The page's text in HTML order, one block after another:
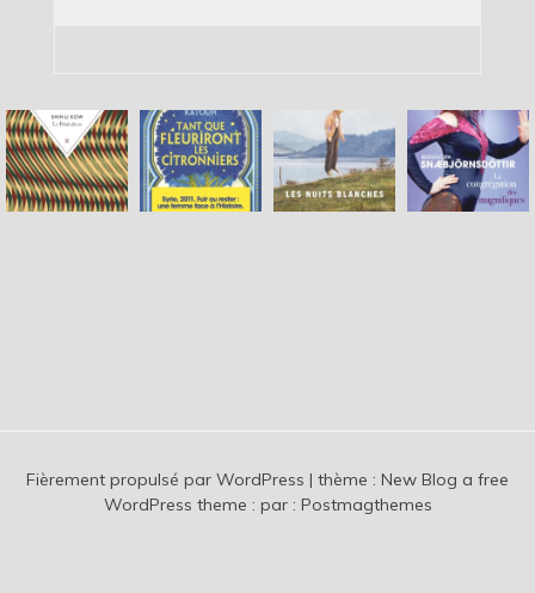
Fièrement propulsé par WordPress | thème : New Blog a free
WordPress theme : par : Postmagthemes